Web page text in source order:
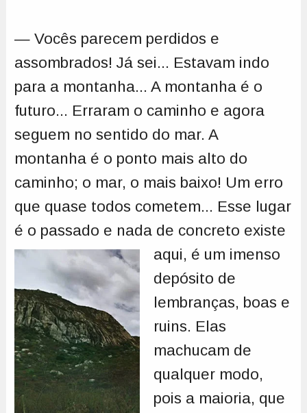
— Vocês parecem perdidos e
assombrados! Já sei... Estavam indo
para a montanha... A montanha é o
futuro... Erraram o caminho e agora
seguem no sentido do mar. A
montanha é o ponto mais alto do
caminho; o mar, o mais baixo! Um erro
que quase todos cometem... Esse lugar
é o passado e nada de concreto existe
aqui, é um imenso
depósito de
lembranças, boas e
ruins. Elas
machucam de
qualquer modo,
pois a maioria, que